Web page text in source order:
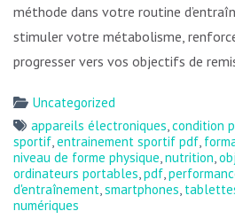
méthode dans votre routine
stimuler votre métabolisme,
progresser vers vos objectifs de
Uncategorized
appareils électroniques,condition
sportif,entrainement sportif pdf,
niveau de forme physique,nutrition,
ordinateurs portables,pdf,
d'entraînement,smartphones,
numériques